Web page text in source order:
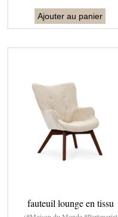
Ajouter au panier
fauteuil lounge en tissu